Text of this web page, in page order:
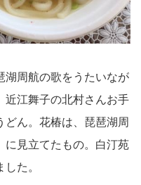
湖周航の歌をうたいなが
近江舞子の北村さんお手
ん。花椿は、琵琶湖周
に見立てたもの。白汀苑
た。